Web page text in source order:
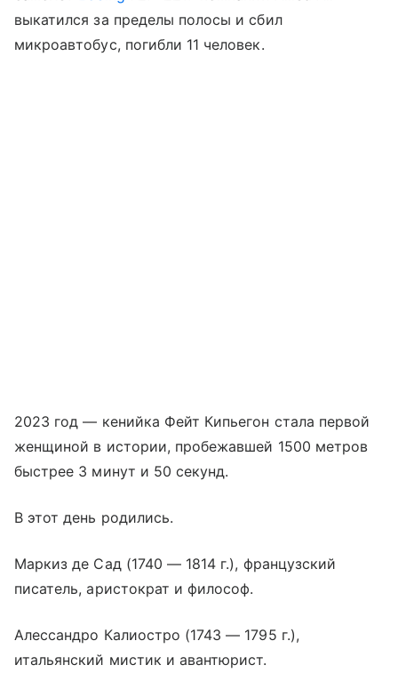
выкатился за пределы полосы и сбил
микроавтобус, погибли 11 человек.
2023 год — кенийка Фейт Кипьегон стала первой
женщиной в истории, пробежавшей 1500 метров
быстрее 3 минут и 50 секунд.
В этот день родились.
Маркиз де Сад (1740 — 1814 г.), французский
писатель, аристократ и философ.
Алессандро Калиостро (1743 — 1795 г.),
итальянский мистик и авантюрист.